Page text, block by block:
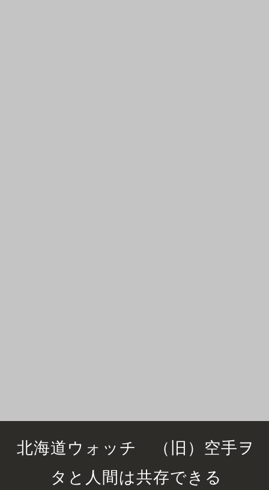
北海道ウォッチ （旧）空手ヲ
タと人間は共存できる